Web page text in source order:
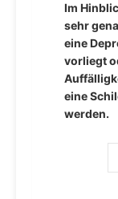
Im
sehr
eine
vorliegt
eine
werden.